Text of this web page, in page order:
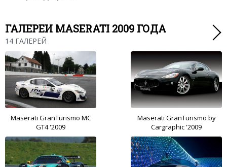
ГАЛЕРЕИ MASERATI 2009 ГОДА
14 ГАЛЕРЕЙ
Maserati GranTurismo MC
GT4 '2009
Maserati GranTurismo by
Cargraphic '2009